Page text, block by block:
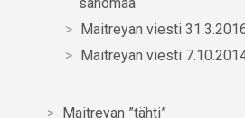
Maitreyan viesti
Maitreyan viesti
Maitreyan ”tähti”